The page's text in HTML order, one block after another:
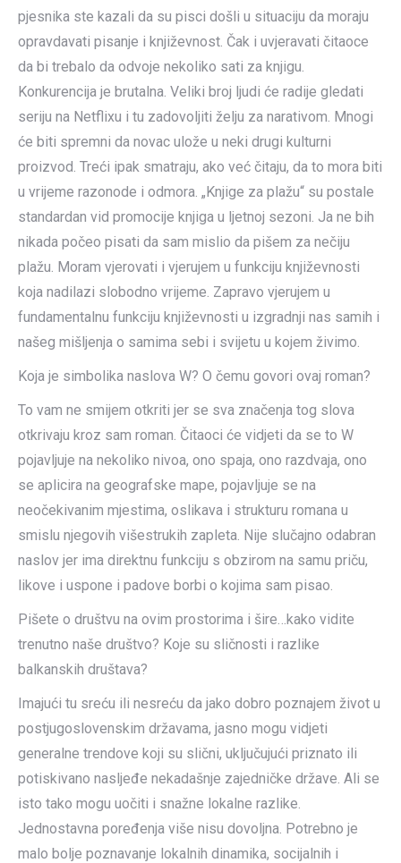
pjesnika ste kazali da su pisci došli u situaciju da moraju
opravdavati pisanje i književnost. Čak i uvjeravati čitaoce
da bi trebalo da odvoje nekoliko sati za knjigu.
Konkurencija je brutalna. Veliki broj ljudi će radije gledati
seriju na Netflixu i tu zadovoljiti želju za narativom. Mnogi
će biti spremni da novac ulože u neki drugi kulturni
proizvod. Treći ipak smatraju, ako već čitaju, da to mora biti
u vrijeme razonode i odmora. „Knjige za plažu“ su postale
standardan vid promocije knjiga u ljetnoj sezoni. Ja ne bih
nikada počeo pisati da sam mislio da pišem za nečiju
plažu. Moram vjerovati i vjerujem u funkciju književnosti
koja nadilazi slobodno vrijeme. Zapravo vjerujem u
fundamentalnu funkciju književnosti u izgradnji nas samih i
našeg mišljenja o samima sebi i svijetu u kojem živimo.
Koja je simbolika naslova W? O čemu govori ovaj roman?
To vam ne smijem otkriti jer se sva značenja tog slova
otkrivaju kroz sam roman. Čitaoci će vidjeti da se to W
pojavljuje na nekoliko nivoa, ono spaja, ono razdvaja, ono
se aplicira na geografske mape, pojavljuje se na
neočekivanim mjestima, oslikava i strukturu romana u
smislu njegovih višestrukih zapleta. Nije slučajno odabran
naslov jer ima direktnu funkciju s obzirom na samu priču,
likove i uspone i padove borbi o kojima sam pisao.
Pišete o društvu na ovim prostorima i šire…kako vidite
trenutno naše društvo? Koje su sličnosti i razlike
balkanskih društava?
Imajući tu sreću ili nesreću da jako dobro poznajem život u
postjugoslovenskim državama, jasno mogu vidjeti
generalne trendove koji su slični, uključujući priznato ili
potiskivano nasljeđe nekadašnje zajedničke države. Ali se
isto tako mogu uočiti i snažne lokalne razlike.
Jednostavna poređenja više nisu dovoljna. Potrebno je
malo bolje poznavanje lokalnih dinamika, socijalnih i